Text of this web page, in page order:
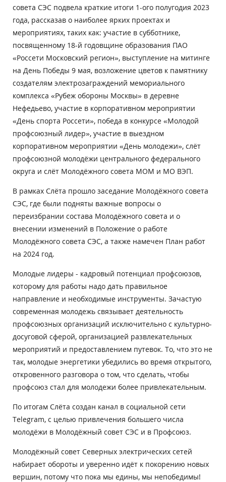
совета СЭС подвела краткие итоги 1-ого полугодия 2023
года, рассказав о наиболее ярких проектах и
мероприятиях, таких как: участие в субботнике,
посвященному 18-й годовщине образования ПАО
«Россети Московский регион», выступление на митинге
на День Победы 9 мая, возложение цветов к памятнику
создателям электрозаграждений мемориального
комплекса «Рубеж обороны Москвы» в деревне
Нефедьево, участие в корпоративном мероприятии
«День спорта Россети», победа в конкурсе «Молодой
профсоюзный лидер», участие в выездном
корпоративном мероприятии «День молодежи», слёт
профсоюзной молодёжи центрального федерального
округа и слёт Молодёжного совета МОМ и МО ВЭП.
В рамках Слёта прошло заседание Молодёжного совета
СЭС, где были подняты важные вопросы о
переизбрании состава Молодёжного совета и о
внесении изменений в Положение о работе
Молодёжного совета СЭС, а также намечен План работ
на 2024 год.
Молодые лидеры - кадровый потенциал профсоюзов,
которому для работы надо дать правильное
направление и необходимые инструменты. Зачастую
современная молодежь связывает деятельность
профсоюзных организаций исключительно с культурно-
досуговой сферой, организацией развлекательных
мероприятий и предоставлением путевок. То, что это не
так, молодые энергетики убедились во время открытого,
откровенного разговора о том, что сделать, чтобы
профсоюз стал для молодежи более привлекательным.
По итогам Слёта создан канал в социальной сети
Telegram, с целью привлечения большего числа
молодёжи в Молодёжный совет СЭС и в Профсоюз.
Молодёжный совет Северных электрических сетей
набирает обороты и уверенно идёт к покорению новых
вершин, потому что пока мы едины, мы непобедимы!